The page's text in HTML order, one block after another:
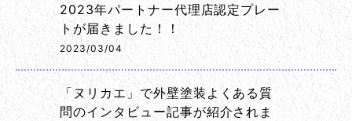
2023年パートナー代理店認定プレー
トが届きました！！
2023/03/04
「ヌリカエ」で外壁塗装よくある質
問のインタビュー記事が紹介されま